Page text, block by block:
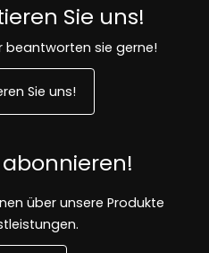
Sie uns!
beantworten sie gerne!
Sie uns!
über unsere Produkte